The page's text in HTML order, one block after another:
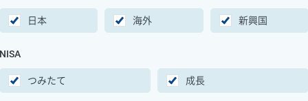
日本 海外 新興国
NISA
つみたて 成長